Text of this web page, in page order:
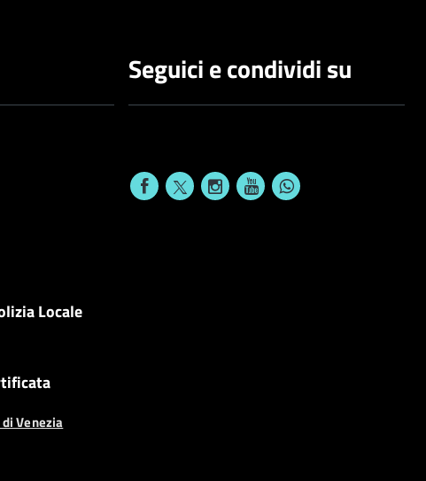
Locale
Venezia
Seguici e condividi su